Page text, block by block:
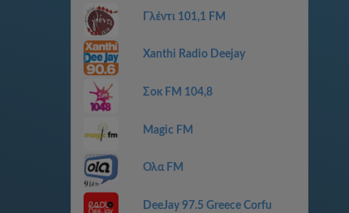
Γλέντι 101,1 FM
Xanthi Radio Deejay
Σοκ FM 104,8
Magic FM
Ολα FM
DeeJay 97.5 Greece Corfu